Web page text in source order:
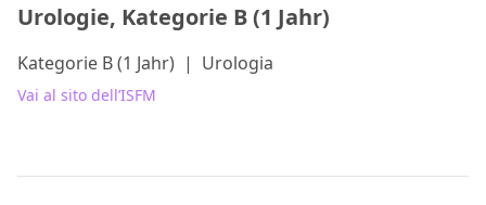
Urologie, Kategorie B (1 Jahr)
Kategorie B (1 Jahr) | Urologia
Vai al sito dell’ISFM